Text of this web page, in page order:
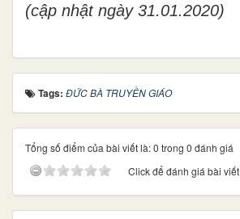
(cập nhật ngày 31.01.2020)
Tags: ĐỨC BÀ TRUYỀN GIÁO
Tổng số điểm của bài viết là: 0 trong 0 đánh giá
Click để đánh giá bài viết